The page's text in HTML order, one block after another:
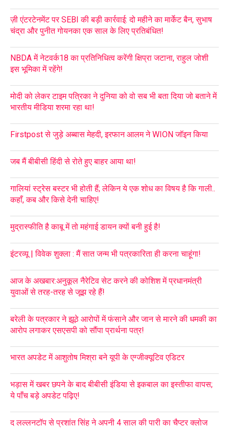
ज़ी एंटरटेनमेंट पर SEBI की बड़ी कार्रवाई: दो महीने का मार्केट बैन, सुभाष
चंद्रा और पुनीत गोयनका एक साल के लिए प्रतिबंधित!
NBDA में नेटवर्क18 का प्रतिनिधित्व करेंगी क्षिप्रा जटाना, राहुल जोशी
इस भूमिका में रहेंगे!
मोदी को लेकर टाइम पत्रिका ने दुनिया को वो सब भी बता दिया जो बताने में
भारतीय मीडिया शरमा रहा था!
Firstpost से जुड़े अब्बास मेहदी, इरफान आलम ने WION जॉइन किया
जब मैं बीबीसी हिंदी से रोते हुए बाहर आया था!
गालियां स्ट्रेस बस्टर भी होती हैं; लेकिन ये एक शोध का विषय है कि गाली..
कहाँ, कब और किसे देनी चाहिए!
मुद्रास्फीति है काबू में तो महंगाई डायन क्यों बनी हुई है!
इंटरव्यू | विवेक शुक्ला : मैं सात जन्म भी पत्रकारिता ही करना चाहूंगा!
आज के अखबार:अनुकूल नैरेटिव सेट करने की कोशिश में प्रधानमंत्री
युवाओं से तरह-तरह से जूझ रहे हैं!
बरेली के पत्रकार ने झूठे आरोपों में फंसाने और जान से मारने की धमकी का
आरोप लगाकर एसएसपी को सौंपा प्रार्थना पत्र!
भारत अपडेट में आशुतोष मिश्रा बने यूपी के एग्जीक्यूटिव एडिटर
भड़ास में खबर छपने के बाद बीबीसी इंडिया से इकबाल का इस्तीफा वापस;
ये पाँच बड़े अपडेट पढ़िए!
द लल्लनटॉप से प्रशांत सिंह ने अपनी 4 साल की पारी का चैप्टर क्लोज